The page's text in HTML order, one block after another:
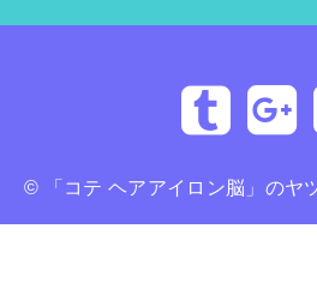
© 「コテ ヘアアイロン脳」のヤ